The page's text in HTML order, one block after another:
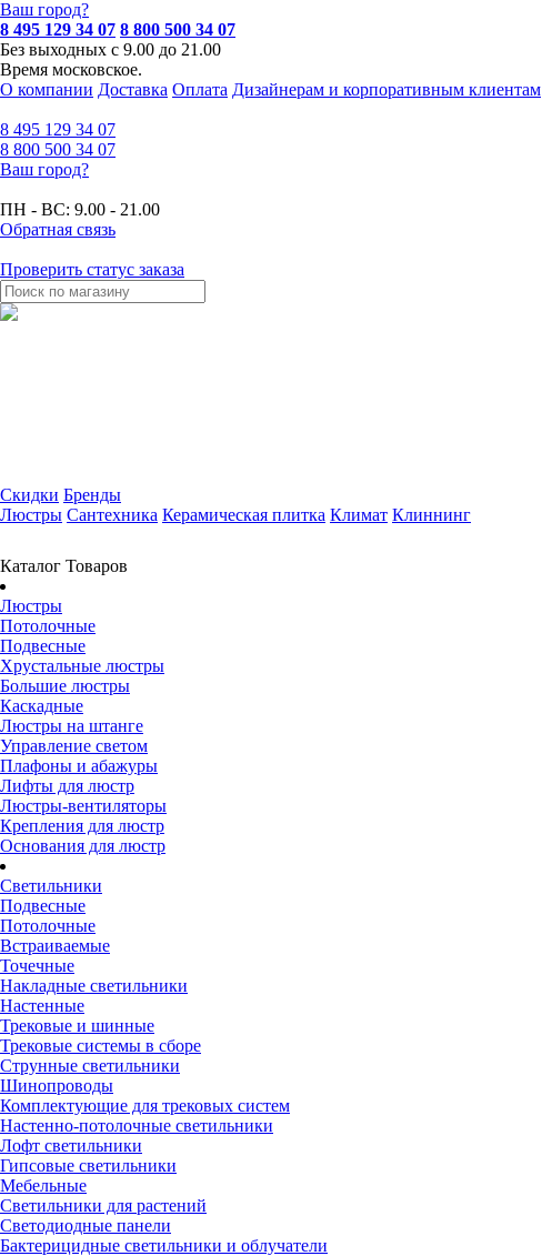
Ваш город?
8 495 129 34 07 8 800 500 34 07
Без выходных с 9.00 до 21.00
Время московское.
О компании Доставка Оплата Дизайнерам и корпоративным клиентам
8 495 129 34 07
8 800 500 34 07
Ваш город?
ПН - ВС: 9.00 - 21.00
Обратная связь
Проверить статус заказа
Скидки Бренды
Люстры Сантехника Керамическая плитка Климат Клиннинг
Каталог Товаров
Люстры
Потолочные
Подвесные
Хрустальные люстры
Большие люстры
Каскадные
Люстры на штанге
Управление светом
Плафоны и абажуры
Лифты для люстр
Люстры-вентиляторы
Крепления для люстр
Основания для люстр
Светильники
Подвесные
Потолочные
Встраиваемые
Точечные
Накладные светильники
Настенные
Трековые и шинные
Трековые системы в сборе
Струнные светильники
Шинопроводы
Комплектующие для трековых систем
Настенно-потолочные светильники
Лофт светильники
Гипсовые светильники
Мебельные
Светильники для растений
Светодиодные панели
Бактерицидные светильники и облучатели